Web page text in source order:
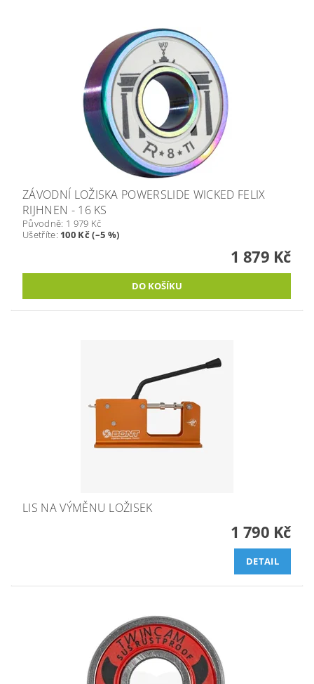
ZÁVODNÍ LOŽISKA POWERSLIDE WICKED FELIX
RIJHNEN - 16 KS
Původně: 1 979 Kč
Ušetříte: 100 Kč (–5 %)
1 879 Kč
LIS NA VÝMĚNU LOŽISEK
1 790 Kč
DETAIL